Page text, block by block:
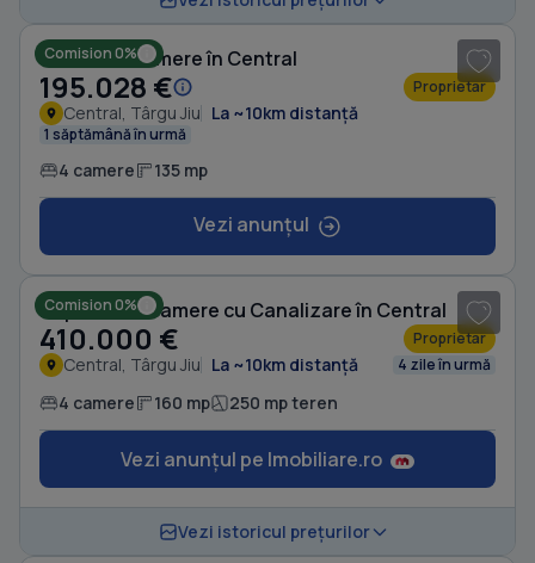
Comision 0%
Casă cu 4 camere în Central
195.028 € Proprietar
Central, Târgu Jiu La ~10km distanță
1 săptămână în urmă
4 camere 135 mp
Vezi anunțul
Comision 0%
Duplex cu 4 camere cu Canalizare în Central
410.000 € Proprietar
Central, Târgu Jiu La ~10km distanță 4 zile în urmă
4 camere 160 mp 250 mp teren
Vezi anunțul pe Imobiliare.ro
Vezi istoricul prețurilor